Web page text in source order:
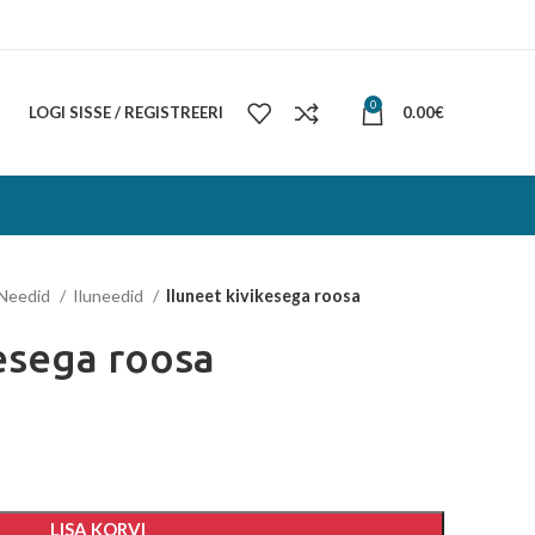
LOGI SISSE / REGISTREERI 0 0.00€
Iluneedid Iluneet kivikesega roosa
roosa
LISA KORVI